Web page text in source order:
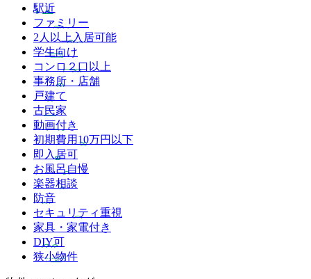
駅近
ファミリー
2人以上入居可能
学生向け
コンロ２口以上
事務所・店舗
戸建て
古民家
動画付き
初期費用10万円以下
即入居可
お風呂自慢
楽器相談
防音
セキュリティ重視
家具・家電付き
DIY可
狭小物件